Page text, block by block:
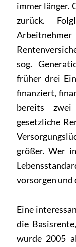
immer länger.
zurück.
sog.
früher drei
finanziert,
bereits
gesetzliche
größer. Wer
vorsorgen und
Eine
die
wurde 2005